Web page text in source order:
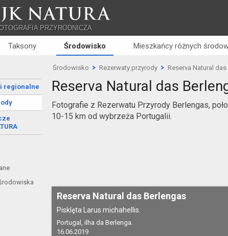
NATURA
PRZYRODNICZA
Taksony Środowisko Mieszkańcy różnych
regionalne
Środowisko Rezerwaty przyrody Reserva Natural
Reserva Natural das
Fotografie z Rezerwatu Przyrody Berlengas,
10-15 km od wybrzeża Portugalii.
Reserva Natural das Berlengas
Pisklęta Larus michahellis.
Portugal, ilha da Berlenga.
16.06.2019